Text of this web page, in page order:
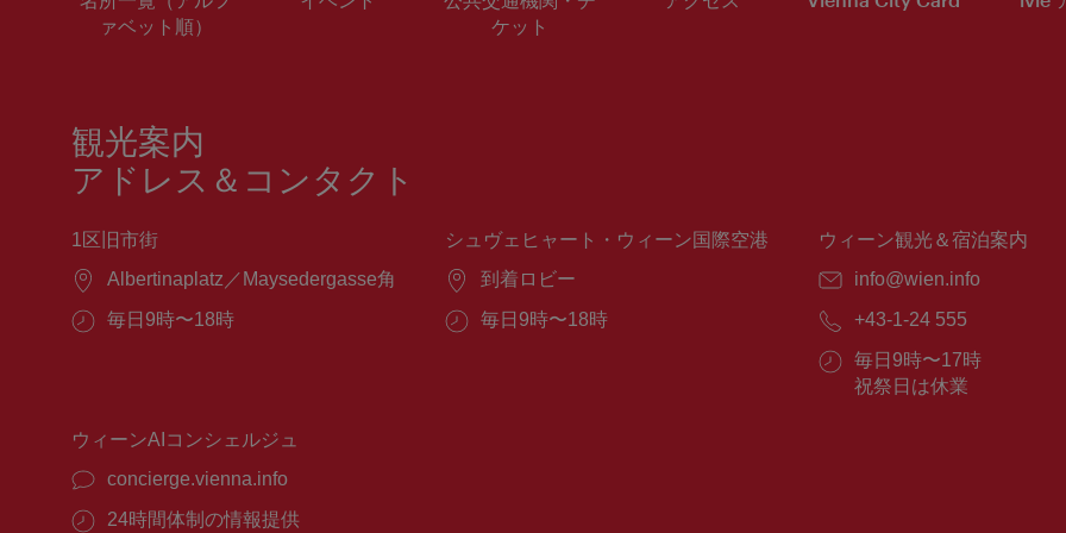
ァベット順）
ケット
観光案内
アドレス＆コンタクト
1区旧市街
場
Albertinaplatz／Maysedergasse角
営
毎日9時〜18時
シュヴェヒャート・ウィーン国際空港
場
到着ロビー
営
毎日9時〜18時
ウィーン観光＆宿泊案内
E
ー
ル：
info@wien.info
電
番
号：
+43-1-24 555
営
業
毎日9時〜17時
祝祭日は休業
ウィーンAIコンシェルジュ
concierge.vienna.info
24時間体制の情報提供